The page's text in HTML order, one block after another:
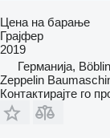
Цена на барање
Грајфер
2019
Германија,
Zeppelin
Контактирајте го